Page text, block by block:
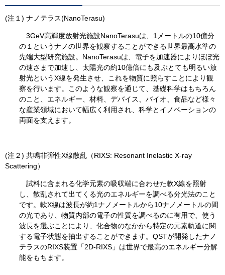
(注１) ナノテラス(NanoTerasu)
3GeV高輝度放射光施設NanoTerasuは、1メートルの10億分
の１というナノの世界を観察することができる世界最高水準の
先端大型研究施設。NanoTerasuは、電子を加速器によりほぼ光
の速さまで加速し、太陽光の約10億倍にも及ぶとても明るい放
射光というX線を発生させ、これを物質に照らすことにより観
察を行います。このような観察を通じて、基礎科学はもちろん
のこと、エネルギー、材料、デバイス、バイオ、食品など様々
な産業領域において幅広く利用され、科学とイノベーションの
両面を支えます。
(注２) 共鳴非弾性X線散乱（RIXS: Resonant Inelastic X-ray
Scattering）
試料に含まれる化学元素の吸収端に合わせた軟X線を照射
し、散乱されて出てくる光のエネルギーを調べる分光法のこと
です。軟X線は波長が約1ナノメートルから10ナノメートルの間
の光であり、物質内部の電子の性質を調べるのに有用で、使う
波長を選ぶことにより、化合物のなかから特定の元素軌道に関
する電子状態を抽出することができます。QSTが開発したナノ
テラスのRIXS装置「2D-RIXS」は世界で最高のエネルギー分解
能をもちます。